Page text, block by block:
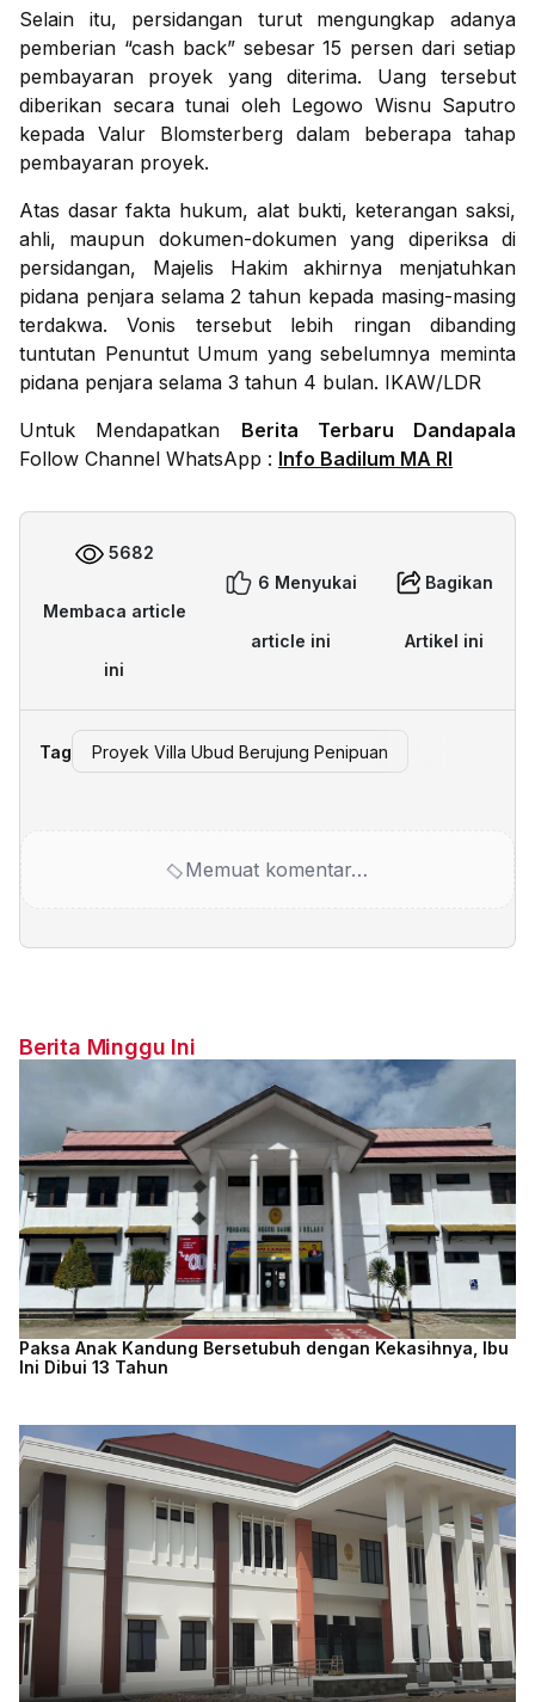
Selain itu, persidangan turut mengungkap adanya
pemberian “cash back” sebesar 15 persen dari setiap
pembayaran proyek yang diterima. Uang tersebut
diberikan secara tunai oleh Legowo Wisnu Saputro
kepada Valur Blomsterberg dalam beberapa tahap
pembayaran proyek.
Atas dasar fakta hukum, alat bukti, keterangan saksi,
ahli, maupun dokumen-dokumen yang diperiksa di
persidangan, Majelis Hakim akhirnya menjatuhkan
pidana penjara selama 2 tahun kepada masing-masing
terdakwa. Vonis tersebut lebih ringan dibanding
tuntutan Penuntut Umum yang sebelumnya meminta
pidana penjara selama 3 tahun 4 bulan. IKAW/LDR
Untuk Mendapatkan Berita Terbaru Dandapala
Follow Channel WhatsApp : Info Badilum MA RI
5682
Membaca article
ini
6 Menyukai
article ini
Bagikan
Artikel ini
Tag Proyek Villa Ubud Berujung Penipuan
Memuat komentar…
Berita Minggu Ini
Paksa Anak Kandung Bersetubuh dengan Kekasihnya, Ibu
Ini Dibui 13 Tahun